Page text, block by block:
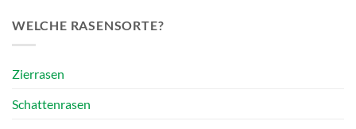
WELCHE RASENSORTE?
Zierrasen
Schattenrasen